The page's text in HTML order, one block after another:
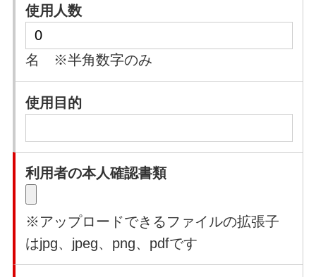
使用人数
名 ※半角数字のみ
使用目的
利用者の本人確認書類
※アップロードできるファイルの拡張子
はjpg、jpeg、png、pdfです